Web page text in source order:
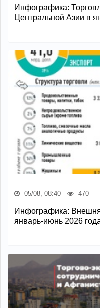
Инфографика:
Центральной Азии в
05/08, 08:40 470
Инфографика:
январь-июнь 2026